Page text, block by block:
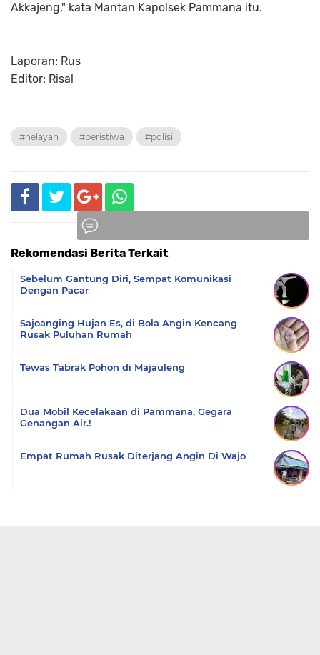
Akkajeng," kata Mantan Kapolsek Pammana itu.
Laporan: Rus
Editor: Risal
#nelayan #peristiwa #polisi
Rekomendasi Berita Terkait
Sebelum Gantung Diri, Sempat Komunikasi
Dengan Pacar
Sajoanging Hujan Es, di Bola Angin Kencang
Rusak Puluhan Rumah
Tewas Tabrak Pohon di Majauleng
Dua Mobil Kecelakaan di Pammana, Gegara
Genangan Air.!
Empat Rumah Rusak Diterjang Angin Di Wajo